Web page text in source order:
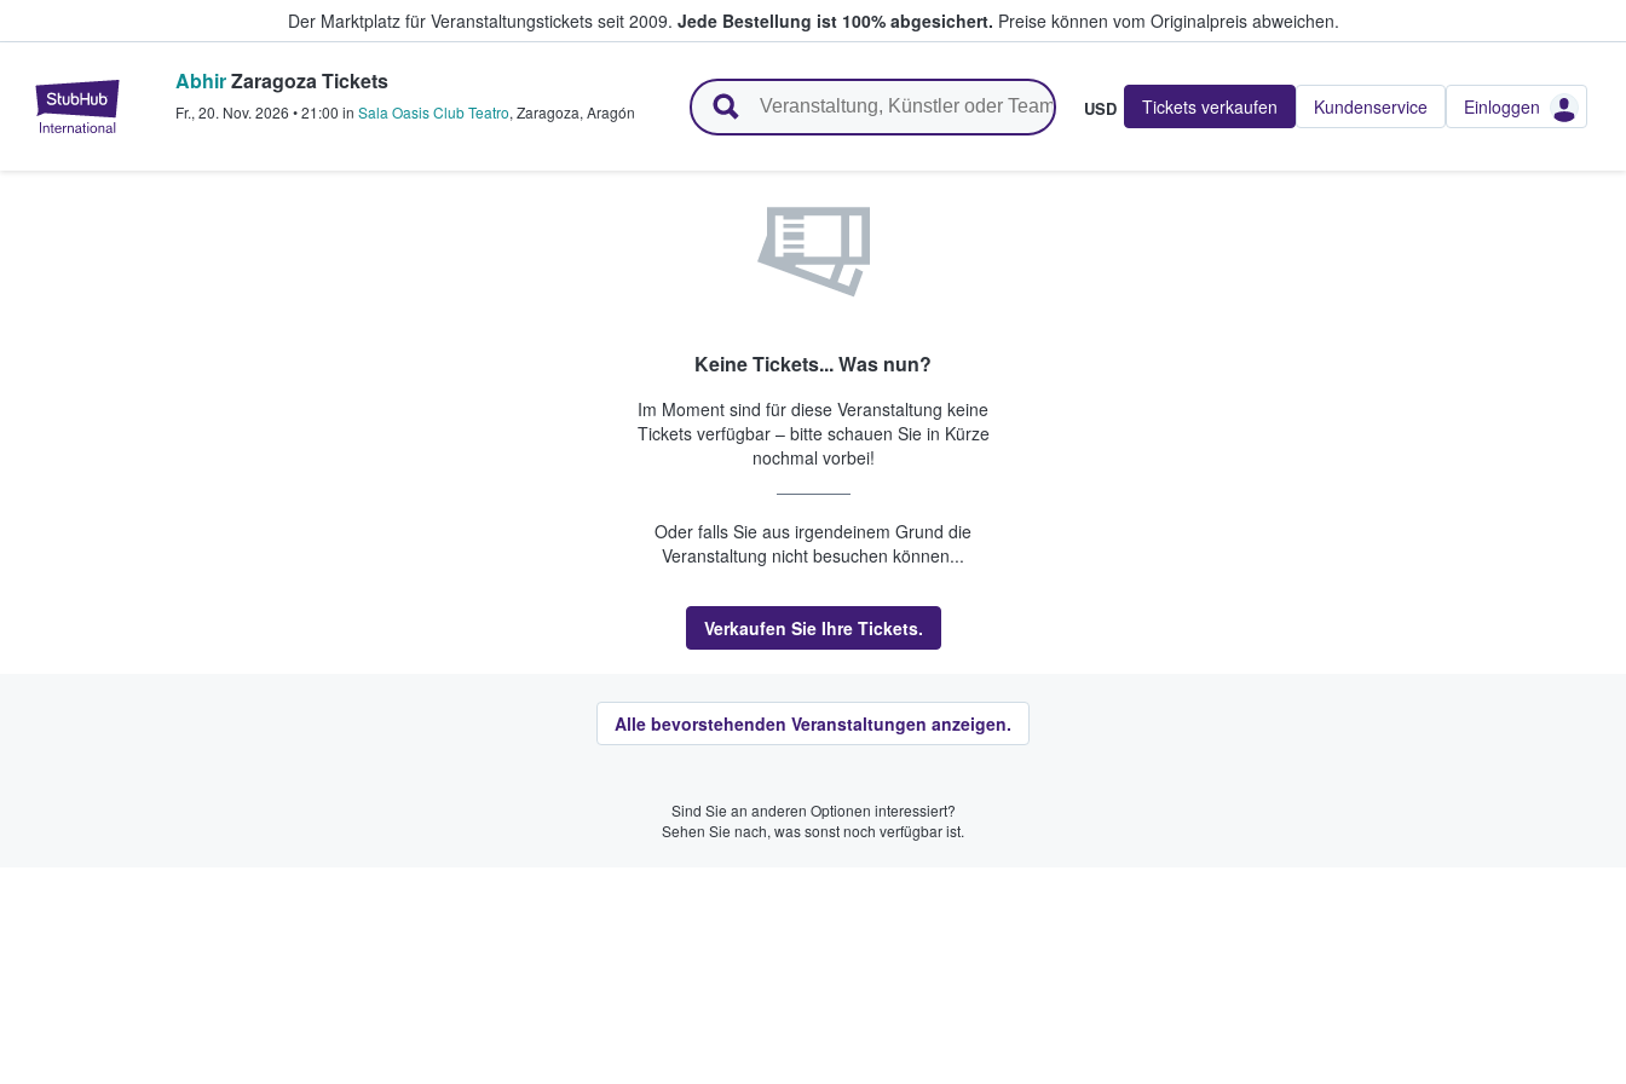
Der Marktplatz für Veranstaltungstickets seit 2009. Jede Bestellung ist 100% abgesichert. Preise können vom Originalpreis abweichen.
StubHub - Wo Fans Tickets kaufen & verkaufen
AbhirZaragoza Tickets
Fr., 20. Nov. 2026 •21:00 in Sala Oasis Club Teatro, Zaragoza, Aragón USD Tickets verkaufen Kundenservice Einloggen
Keine Tickets... Was nun?
Im Moment sind für diese Veranstaltung keine
Tickets verfügbar – bitte schauen Sie in Kürze
nochmal vorbei!
Oder falls Sie aus irgendeinem Grund die
Veranstaltung nicht besuchen können...
Verkaufen Sie Ihre Tickets.
Alle bevorstehenden Veranstaltungen anzeigen.
Sind Sie an anderen Optionen interessiert?
Sehen Sie nach, was sonst noch verfügbar ist.